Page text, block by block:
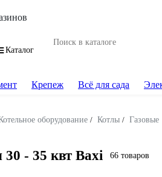
Каталог
Крепеж Всё для сада
оборудование / Котлы / Газовые
- 35 квт Baxi 66 товаров